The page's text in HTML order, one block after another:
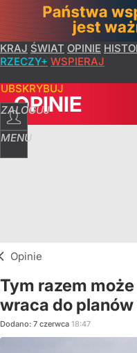
KRAJ ŚWIAT OPINIE
RZECZY+ WSPIERAJ
ZALOGUJ
MENU
OPINIE
Opinie
Tym razem
wraca do
Dodano: 7 czerwca 18:47